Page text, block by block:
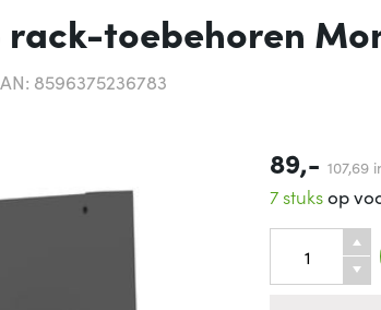
rack-toebehoren
8596375236783
89,- 107,69
7 stuksop